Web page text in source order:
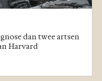
dan twee artsen
Harvard